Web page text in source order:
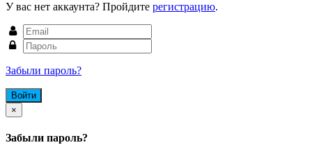
У вас нет аккаунта? Пройдите регистрацию.
Забыли пароль?
×
Забыли пароль?